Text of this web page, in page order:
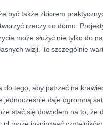
być także zbiorem
rzeczy do domu.
może służyć nie tylko do
wizji. To szczególnie
do tego, aby patrzeć na
jednocześnie daje ogromną
stać się dowodem na to, że